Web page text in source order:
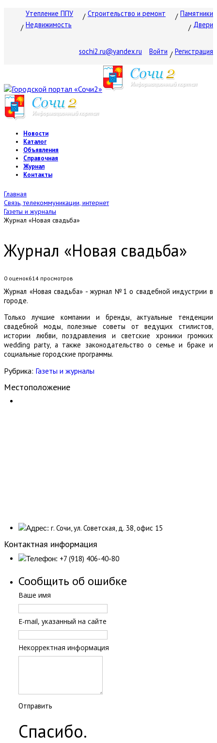
Утепление ППУ Строительство и ремонт
Памятники
Недвижимость
Двери
sochi2.ru@yandex.ru Войти Регистрация
Новости
Каталог
Объявления
Справочная
Журнал
Контакты
Главная
Связь, телекоммуникации, интернет
Газеты и журналы
Журнал «Новая свадьба»
Журнал «Новая свадьба»
0 оценок614 просмотров
Журнал «Новая свадьба» - журнал №1 о свадебной индустрии в
городе.
Только лучшие компании и бренды, актуальные тенденции
свадебной моды, полезные советы от ведущих стилистов,
истории любви, поздравления и светские хроники громких
wedding party, а также законодательство о семье и браке и
социальные городские программы.
Рубрика: Газеты и журналы
Местоположение
Адрес: г. Сочи, ул. Советская, д. 38, офис 15
Контактная информация
Телефон: +7 (918) 406-40-80
Сообщить об ошибке
Ваше имя
E-mail, указанный на сайте
Некорректная информация
Отправить
Спасибо.